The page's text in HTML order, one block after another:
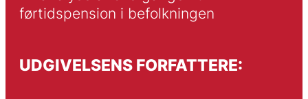
førtidspension i befolkningen
UDGIVELSENS FORFATTERE: